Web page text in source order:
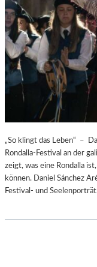
„So klingt das Leben“ –
Rondalla-Festival an der
zeigt, was eine Rondalla
können. Daniel Sánchez
Festival- und